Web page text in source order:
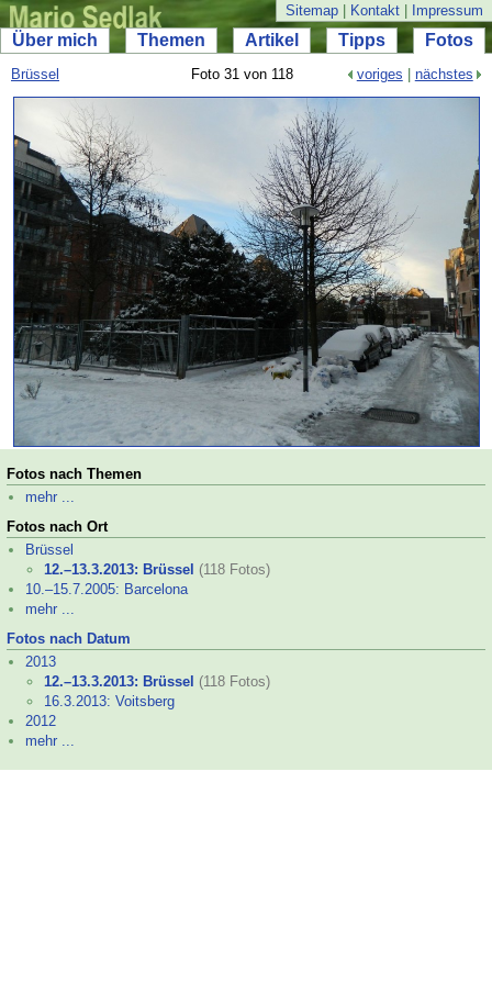
Sitemap Kontakt Impressum
Über mich Themen Artikel Tipps Fotos
Brüssel Foto 31 von 118 voriges nächstes
Fotos nach Themen
mehr ...
Fotos nach Ort
Brüssel
12.–13.3.2013: Brüssel (118 Fotos)
10.–15.7.2005: Barcelona
mehr ...
Fotos nach Datum
2013
12.–13.3.2013: Brüssel (118 Fotos)
16.3.2013: Voitsberg
2012
mehr ...